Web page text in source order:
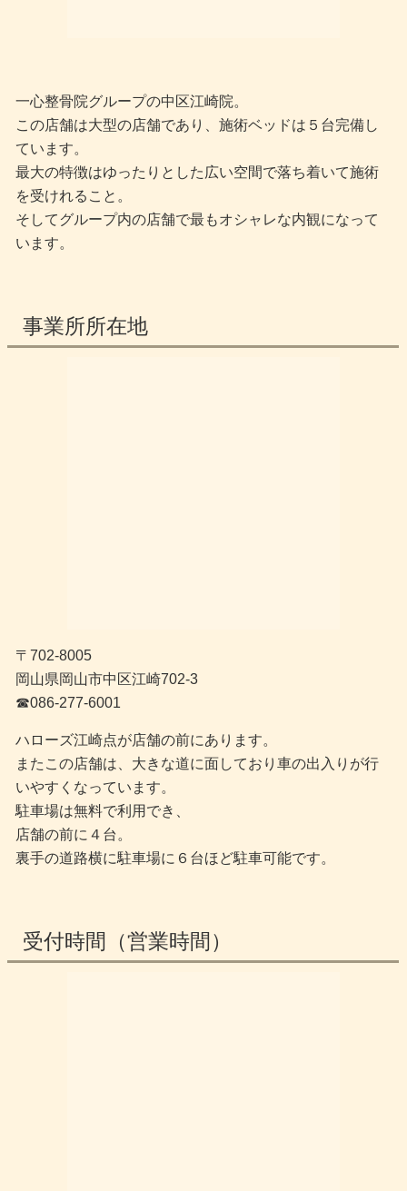
一心整骨院グループの中区江崎院。
この店舗は大型の店舗であり、施術ベッドは５台完備し
ています。
最大の特徴はゆったりとした広い空間で落ち着いて施術
を受けれること。
そしてグループ内の店舗で最もオシャレな内観になって
います。
事業所所在地
〒702-8005
岡山県岡山市中区江崎702-3
☎︎086-277-6001
ハローズ江崎点が店舗の前にあります。
またこの店舗は、大きな道に面しており車の出入りが行
いやすくなっています。
駐車場は無料で利用でき、
店舗の前に４台。
裏手の道路横に駐車場に６台ほど駐車可能です。
受付時間（営業時間）